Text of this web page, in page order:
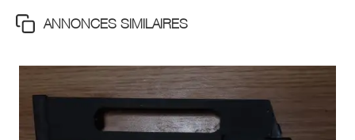
ANNONCES SIMILAIRES